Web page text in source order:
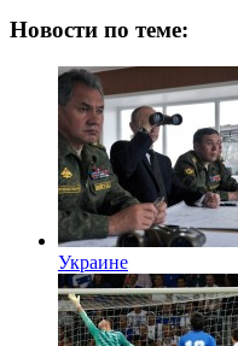
Новости по теме:
Украине